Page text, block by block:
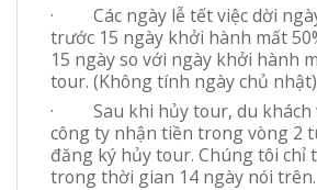
· Các ngày lễ tết việc dời
trước 15 ngày khởi hành mất
15 ngày so với ngày khởi hành
tour. (Không tính ngày chủ
· Sau khi hủy tour, du khách
công ty nhận tiền trong vòng 2
đăng ký hủy tour. Chúng tôi chỉ
trong thời gian 14 ngày nói trên.